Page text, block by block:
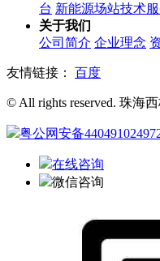
台 新能源场站技术
关于我们
公司简介 企业理念
友情链接： 百度
© All rights reserved. 珠海
粤公网安备
在线咨询
微信咨询